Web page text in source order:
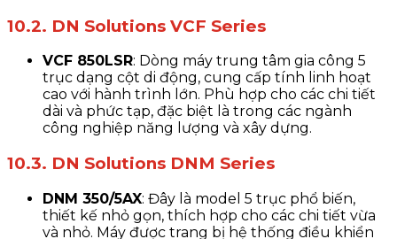
10.2. DN Solutions VCF Series
VCF 850LSR: Dòng máy trung tâm gia công 5
trục dạng cột di động, cung cấp tính linh hoạt
cao với hành trình lớn. Phù hợp cho các chi tiết
dài và phức tạp, đặc biệt là trong các ngành
công nghiệp năng lượng và xây dựng.
10.3. DN Solutions DNM Series
DNM 350/5AX: Đây là model 5 trục phổ biến,
thiết kế nhỏ gọn, thích hợp cho các chi tiết vừa
và nhỏ. Máy được trang bị hệ thống điều khiển